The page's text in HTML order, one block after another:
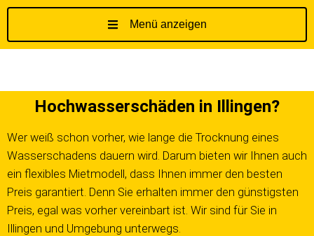
a
l
t
s
p
r
Menü anzeigen
Hochwasserschäden in Illingen?
Wer weiß schon vorher, wie lange die Trocknung eines
Wasserschadens dauern wird. Darum bieten wir Ihnen auch
ein flexibles Mietmodell, dass Ihnen immer den besten
Preis garantiert. Denn Sie erhalten immer den günstigsten
Preis, egal was vorher vereinbart ist. Wir sind für Sie in
Illingen und Umgebung unterwegs.